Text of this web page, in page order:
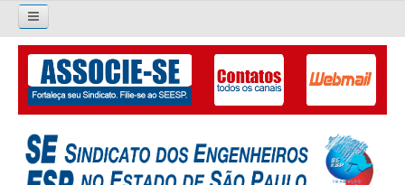
Pesquisar...
O SINDICATO
APRESENTAÇÃO
PALAVRA DO PRESIDENTE